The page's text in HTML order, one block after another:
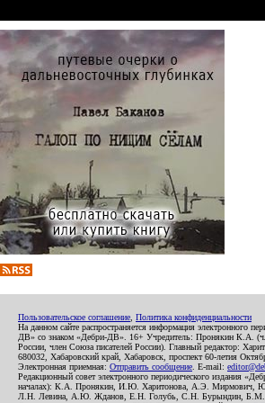
Пользовательское соглашение Политика конфиденциальности
На данном сайте распространяется информация электронного
ДВ» со знаком «Дебри-ДВ». 16+ Учредитель: Пронякин К.А.
России, член Союза писателей России). Главный редактор:
680032, Хабаровский край, Хабаровск, проспект 60-летия
Электронная приемная: Отправить сообщение . E-mail:
Редакционный совет электронного периодического издания
началах): К.А. Пронякин, И.Ю. Харитонова, А.Э. Мирмович,
Л.Н. Левина, А.Ю. Жданов, Е.Н. Голубь, С.Н. Бурындин, Б.М.